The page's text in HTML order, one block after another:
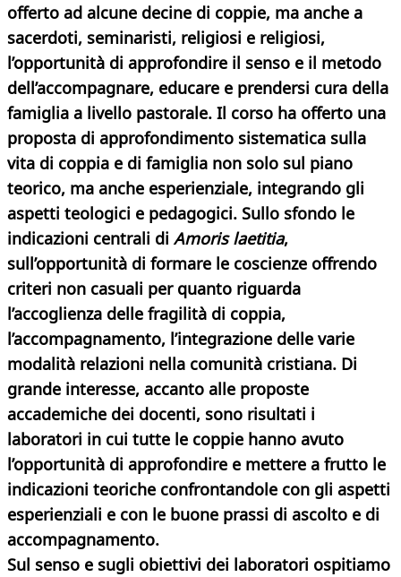
offerto ad alcune decine di coppie, ma anche a
sacerdoti, seminaristi, religiosi e religiosi,
l’opportunità di approfondire il senso e il metodo
dell’accompagnare, educare e prendersi cura della
famiglia a livello pastorale. Il corso ha offerto una
proposta di approfondimento sistematica sulla
vita di coppia e di famiglia non solo sul piano
teorico, ma anche esperienziale, integrando gli
aspetti teologici e pedagogici. Sullo sfondo le
indicazioni centrali di Amoris laetitia,
sull’opportunità di formare le coscienze offrendo
criteri non casuali per quanto riguarda
l’accoglienza delle fragilità di coppia,
l’accompagnamento, l’integrazione delle varie
modalità relazioni nella comunità cristiana. Di
grande interesse, accanto alle proposte
accademiche dei docenti, sono risultati i
laboratori in cui tutte le coppie hanno avuto
l’opportunità di approfondire e mettere a frutto le
indicazioni teoriche confrontandole con gli aspetti
esperienziali e con le buone prassi di ascolto e di
accompagnamento.
Sul senso e sugli obiettivi dei laboratori ospitiamo